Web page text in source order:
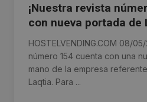
¡Nuestra revista
con nueva portada de
HOSTELVENDING.COM 08/
número 154 cuenta con una
mano de la empresa
Laqtia. Para ...